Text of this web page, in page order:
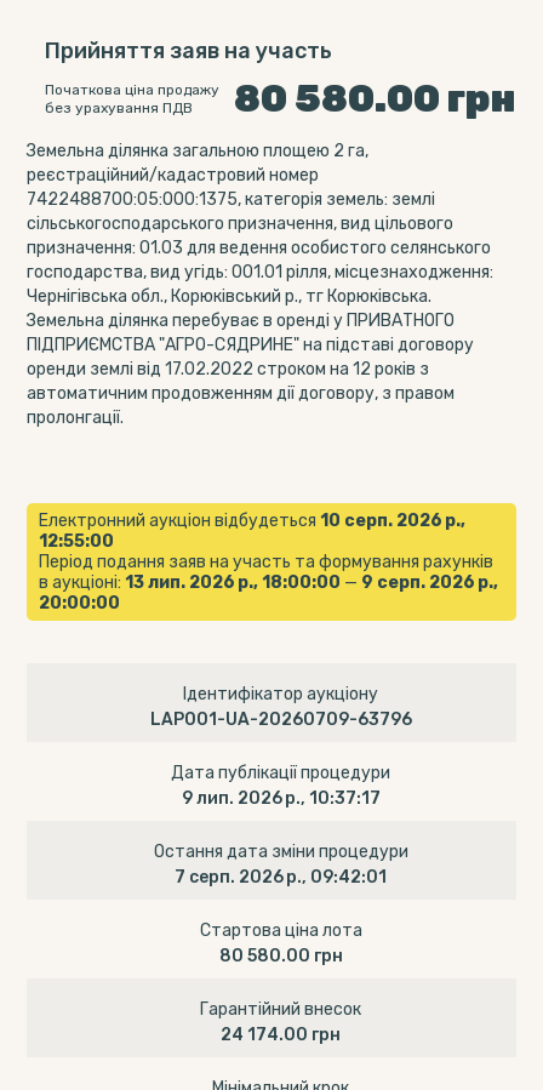
Прийняття заяв на участь
Початкова ціна продажу
без урахування ПДВ
80 580.00 грн
Земельна ділянка загальною площею 2 га,
реєстраційний/кадастровий номер
7422488700:05:000:1375, категорія земель: землі
сільськогосподарського призначення, вид цільового
призначення: 01.03 для ведення особистого селянського
господарства, вид угідь: 001.01 рілля, місцезнаходження:
Чернігівська обл., Корюківський р., тг Корюківська.
Земельна ділянка перебуває в оренді у ПРИВАТНОГО
ПІДПРИЄМСТВА "АГРО-СЯДРИНЕ" на підставі договору
оренди землі від 17.02.2022 строком на 12 років з
автоматичним продовженням дії договору, з правом
пролонгації.
Електронний аукціон відбудеться10 серп. 2026 р.,
12:55:00
Період подання заяв на участь та формування рахунків
в аукціоні:13 лип. 2026 р., 18:00:00 — 9 серп. 2026 р.,
20:00:00
Ідентифікатор аукціону
LAP001-UA-20260709-63796
Дата публікації процедури
9 лип. 2026 р., 10:37:17
Остання дата зміни процедури
7 серп. 2026 р., 09:42:01
Стартова ціна лота
80 580.00 грн
Гарантійний внесок
24 174.00 грн